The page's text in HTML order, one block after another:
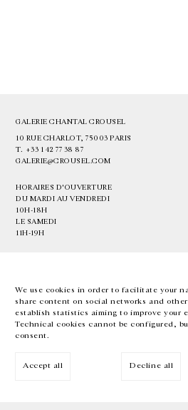
We use cookies in order to facilitate your
share content on social networks and
establish statistics aiming to improve your
Technical cookies cannot be configured,
consent.
Accept all Decline all
GALERIE CHANTAL CROUSEL
10 RUE CHARLOT, 75003 PARIS
T. +33 1 42 77 38 87
GALERIE@CROUSEL.COM
HORAIRES D'OUVERTURE
DU MARDI AU VENDREDI
10H-18H
LE SAMEDI
11H-19H
EN FR 中文 Facebook Instagram
Inscrivez-vous à notre newsletter